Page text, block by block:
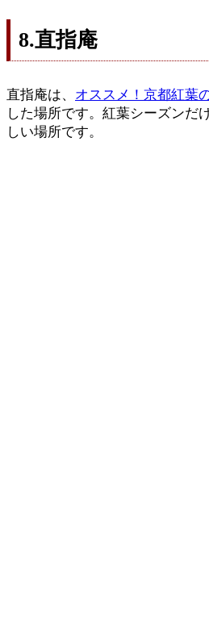
8.直指庵
直指庵は、 オススメ！京都紅葉
した場所です。紅葉シーズンだ
しい場所です。